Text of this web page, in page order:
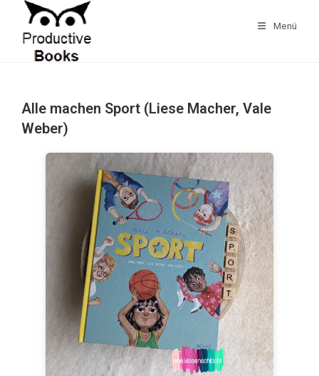
springen
Menü
Alle machen Sport (Liese Macher, Vale
Weber)